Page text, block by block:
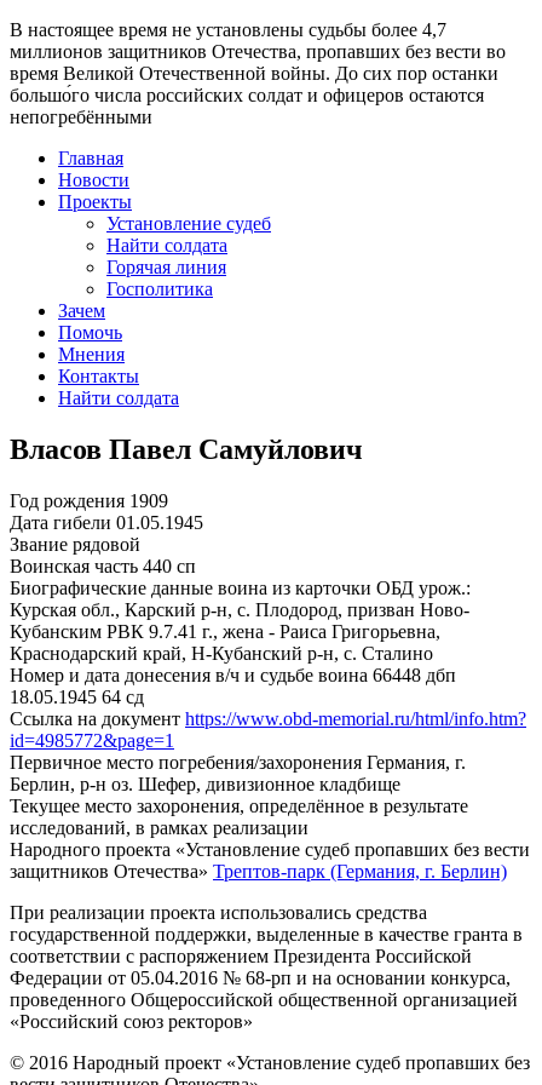
В настоящее время не установлены судьбы более 4,7
миллионов защитников Отечества, пропавших без вести во
время Великой Отечественной войны. До сих пор останки
большо́го числа российских солдат и офицеров остаются
непогребёнными
Главная
Новости
Проекты
Установление судеб
Найти солдата
Горячая линия
Госполитика
Зачем
Помочь
Мнения
Контакты
Найти солдата
Власов Павел Самуйлович
Год рождения 1909
Дата гибели 01.05.1945
Звание рядовой
Воинская часть 440 сп
Биографические данные воина из карточки ОБД урож.:
Курская обл., Карский р-н, с. Плодород, призван Ново-
Кубанским РВК 9.7.41 г., жена - Раиса Григорьевна,
Краснодарский край, Н-Кубанский р-н, с. Сталино
Номер и дата донесения в/ч и судьбе воина 66448 дбп
18.05.1945 64 сд
Ссылка на документ https://www.obd-memorial.ru/html/info.htm?
id=4985772&page=1
Первичное место погребения/захоронения Германия, г.
Берлин, р-н оз. Шефер, дивизионное кладбище
Текущее место захоронения, определённое в результате
исследований, в рамках реализации
Народного проекта «Установление судеб пропавших без вести
защитников Отечества» Трептов-парк (Германия, г. Берлин)
При реализации проекта использовались средства
государственной поддержки, выделенные в качестве гранта в
соответствии с распоряжением Президента Российской
Федерации от 05.04.2016 № 68-рп и на основании конкурса,
проведенного Общероссийской общественной организацией
«Российский союз ректоров»
© 2016 Народный проект «Установление судеб пропавших без